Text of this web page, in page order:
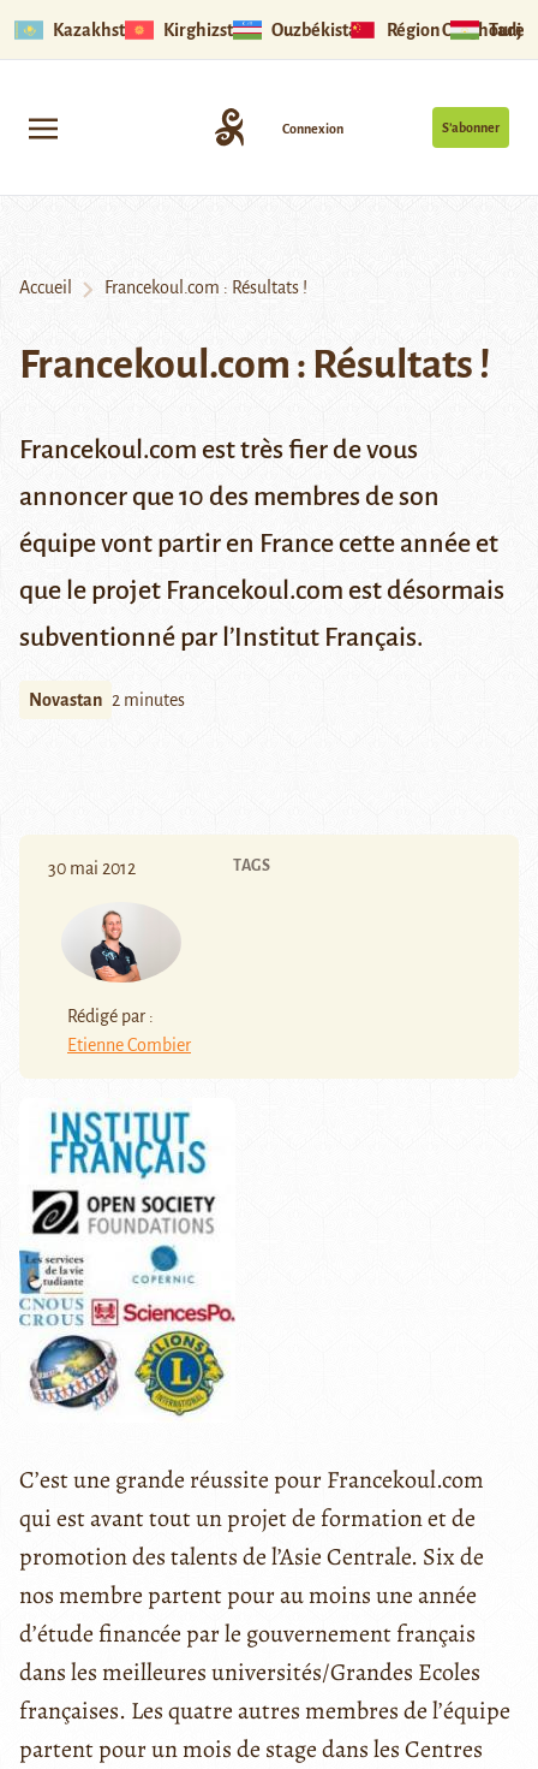
Kazakhstan Kirghizstan Ouzbékistan Région Ouïghoure
S’abonner
Connexion
Accueil Francekoul.com : Résultats !
Francekoul.com : Résultats !
Francekoul.com est très fier de vous
annoncer que 10 des membres de son
équipe vont partir en France cette année et
que le projet Francekoul.com est désormais
subventionné par l’Institut Français.
Novastan 2 minutes
30 mai 2012
Rédigé par :
Etienne Combier
TAGS
C’est une grande réussite pour Francekoul.com
qui est avant tout un projet de formation et de
promotion des talents de l’Asie Centrale. Six de
nos membre partent pour au moins une année
d’étude financée par le gouvernement français
dans les meilleures universités/Grandes Ecoles
françaises. Les quatre autres membres de l’équipe
partent pour un mois de stage dans les Centres